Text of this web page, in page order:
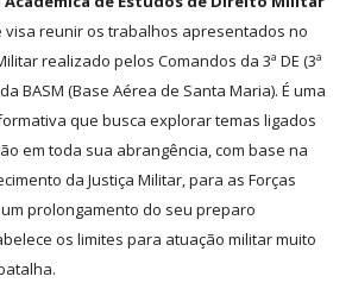
visa reunir os trabalhos apresentados no
realizado pelos Comandos da 3ª DE (3ª
BASM (Base Aérea de Santa Maria). É uma
que busca explorar temas ligados
em toda sua abrangência, com base na
da Justiça Militar, para as Forças
prolongamento do seu preparo
os limites para atuação militar muito